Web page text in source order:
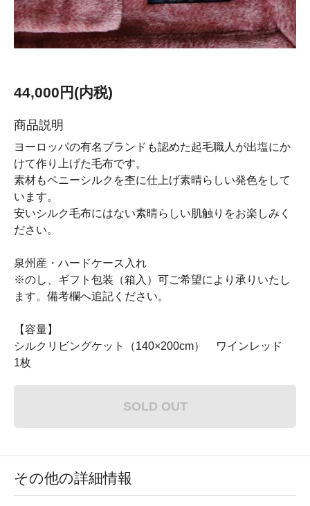
44,000円(内税)
商品説明
ヨーロッパの有名ブランドも認めた起毛職人が出塩にか
けて作り上げた毛布です。
素材もペニーシルクを杢に仕上げ素晴らしい発色をして
います。
安いシルク毛布にはない素晴らしい肌触りをお楽しみく
ださい。
泉州産・ハードケース入れ
※のし、ギフト包装（箱入）可ご希望により承りいたし
ます。備考欄へ追記ください。
【容量】
シルクリビングケット（140×200cm） ワインレッド
1枚
SOLD OUT
その他の詳細情報